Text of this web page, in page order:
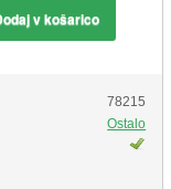
v košarico
78215
Ostalo